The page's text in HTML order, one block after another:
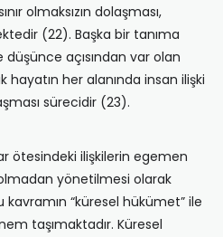
olmaksızın dolaşması,
(22). Başka bir tanıma
açısından var olan
hayatın her alanında insan ilişki
sürecidir (23).
ötesindeki ilişkilerin egemen
yönetilmesi olarak
“küresel hükümet” ile
taşımaktadır. Küresel